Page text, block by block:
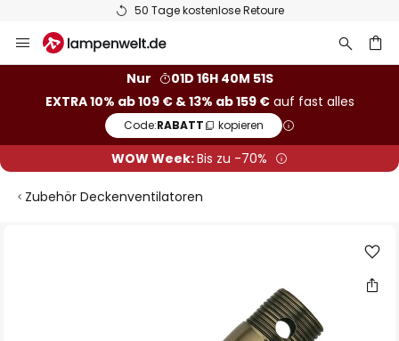
50 Tage kostenlose Retoure
Inhalt
Nur
01D 16H 40M 51S
EXTRA 10% ab 109 € & 13% ab 159 €auf fast alles
Code:RABATT kopieren
WOW Week:Bis zu -70%
Zubehör Deckenventilatoren